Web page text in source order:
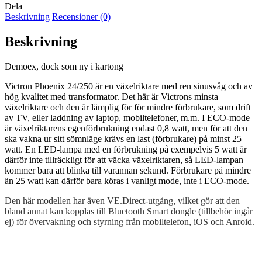
Dela
Beskrivning Recensioner (0)
Beskrivning
Demoex, dock som ny i kartong
Victron Phoenix 24/250 är en växelriktare med ren sinusvåg och av
hög kvalitet med transformator. Det här är Victrons minsta
växelriktare och den är lämplig för för mindre förbrukare, som drift
av TV, eller laddning av laptop, mobiltelefoner, m.m. I ECO-mode
är växelriktarens egenförbrukning endast 0,8 watt, men för att den
ska vakna ur sitt sömnläge krävs en last (förbrukare) på minst 25
watt. En LED-lampa med en förbrukning på exempelvis 5 watt är
därför inte tillräckligt för att väcka växelriktaren, så LED-lampan
kommer bara att blinka till varannan sekund. Förbrukare på mindre
än 25 watt kan därför bara köras i vanligt mode, inte i ECO-mode.
Den här modellen har även VE.Direct-utgång, vilket gör att den
bland annat kan kopplas till Bluetooth Smart dongle (tillbehör ingår
ej) för övervakning och styrning från mobiltelefon, iOS och Anroid.